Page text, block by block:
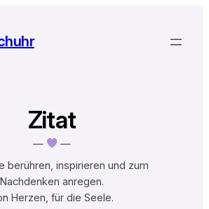
Zitat
—
—
berühren, inspirieren und zum
Nachdenken anregen.
Herzen, für die Seele.